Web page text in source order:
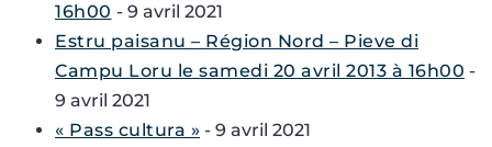
16h00 - 9 avril 2021
Estru paisanu – Région Nord – Pieve di
Campu Loru le samedi 20 avril 2013 à 16h00 -
9 avril 2021
« Pass cultura » - 9 avril 2021